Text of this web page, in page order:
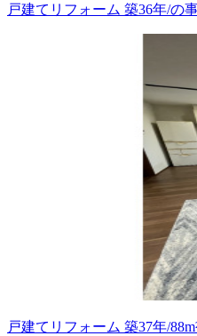
戸建てリフォーム 築36年/の
戸建てリフォーム 築37年/